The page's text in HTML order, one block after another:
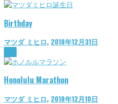
Birthday
マツダ ミヒロ, 2018年12月31日
Honolulu Marathon
マツダ ミヒロ, 2018年12月10日